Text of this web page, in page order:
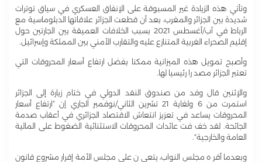
وتأتي هذه الزيادة غير المسبوقة على الإنفاق العسكري في سياق توترات
شديدة بين الجزائر والمغرب، بعد أن قطعت الجزائر علاقاتها الدبلوماسية مع
الرباط في آب/أغسطس 2021 بسبب الخلافات العميقة بين الجارتين حول
إقليم الصحراء الغربية المتنازع عليه والتقارب الأمني بين المملكة وإسرائيل.
وأصبح تمويل هذه الميزانية ممكنا بفضل ارتفاع أسعار المحروقات التي
تعتبر الجزائر مصد را رئيسيا لها.
والإثنين قال وفد من صندوق النقد الدولي في ختام زيارة إلى الجزائر
استمرت من 6 ولغاية 21 تشرين الثاني/نوفمبر الجاري إن “ارتفاع أسعار
المحروقات يساعد في تعزيز انتعاش الاقتصاد الجزائري في أعقاب صدمة
الجائحة. لقد خف فت عائدات المحروقات الاستثنائية الضغوط على المالية
العامة والخارجية”.
وبعدما أقر ه مجلس النواب، يتعي ن على مجلس الأمة إقرار مشروع قانون